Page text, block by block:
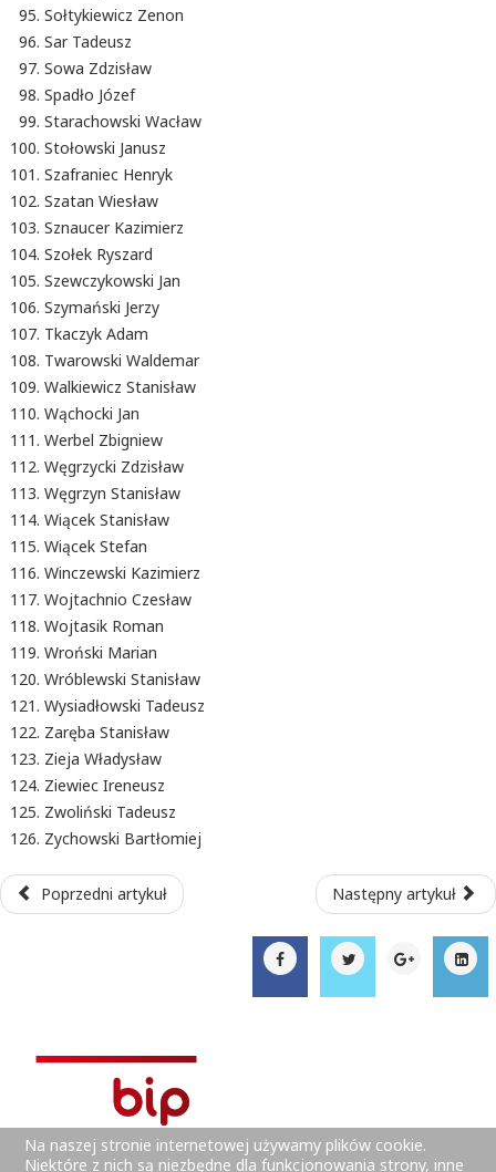
Sołtykiewicz Zenon
Sar Tadeusz
Sowa Zdzisław
Spadło Józef
Starachowski Wacław
Stołowski Janusz
Szafraniec Henryk
Szatan Wiesław
Sznaucer Kazimierz
Szołek Ryszard
Szewczykowski Jan
Szymański Jerzy
Tkaczyk Adam
Twarowski Waldemar
Walkiewicz Stanisław
Wąchocki Jan
Werbel Zbigniew
Węgrzycki Zdzisław
Węgrzyn Stanisław
Wiącek Stanisław
Wiącek Stefan
Winczewski Kazimierz
Wojtachnio Czesław
Wojtasik Roman
Wroński Marian
Wróblewski Stanisław
Wysiadłowski Tadeusz
Zaręba Stanisław
Zieja Władysław
Ziewiec Ireneusz
Zwoliński Tadeusz
Zychowski Bartłomiej
Poprzedni artykuł Następny artykuł
Na naszej stronie internetowej używamy plików cookie.
Niektóre z nich są niezbędne dla funkcjonowania strony, inne